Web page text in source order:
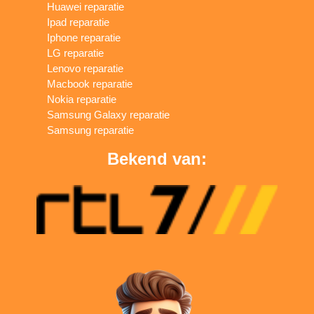
Huawei reparatie
Ipad reparatie
Iphone reparatie
LG reparatie
Lenovo reparatie
Macbook reparatie
Nokia reparatie
Samsung Galaxy reparatie
Samsung reparatie
Bekend van: